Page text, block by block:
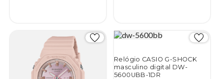
Relógio CASIO G-SHOCK
masculino digital DW-
5600UBB-1DR